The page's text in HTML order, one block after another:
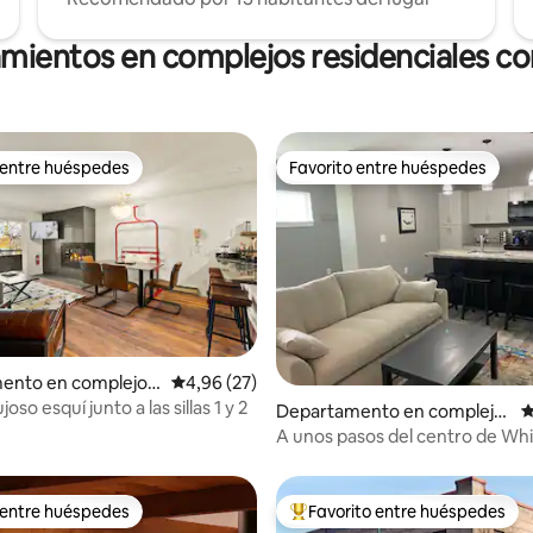
en complejos residenciales
de 5. 403 evaluaciones
huéspedes
huéspedes
en complejo r
en Whitefish
Calificación promedio: 4,96 de 5. 27
4,96 (27)
esquí junto a las sillas 1 y 2
Favorito entre huéspedes
Favorito entre huéspedes
Departamento en complejo
residencial en Whitefish
A unos pasos del centro de
huéspedes
huéspedes Favorito entre los huéspedes
Favorito entre huéspedes